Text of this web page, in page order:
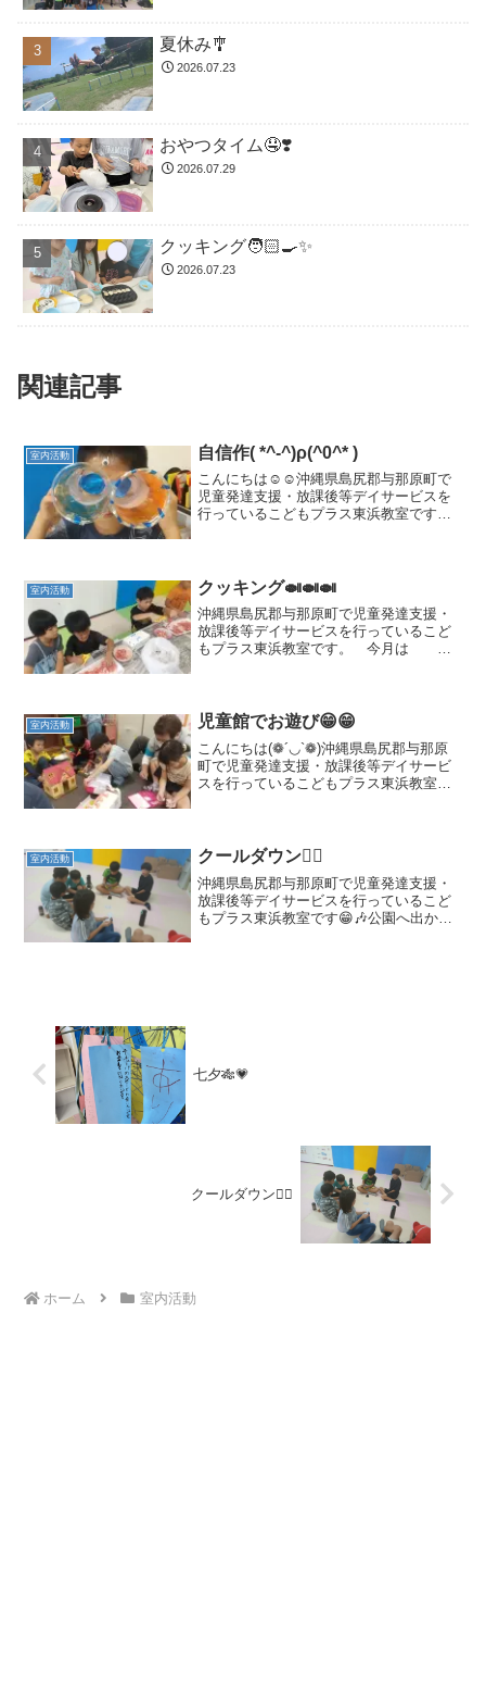
夏休み🎐
2026.07.23
おやつタイム🤤❣️
2026.07.29
クッキング🧑🏻‍🍳✨
2026.07.23
関連記事
室内活動 自信作( *^-^)ρ(^0^* )
こんにちは☺️☺️沖縄県島尻郡与那原町で
児童発達支援・放課後等デイサービスを
行っているこどもプラス東浜教室です。
でなくてもご利...
室内活動 クッキング🍛🍛🍛
沖縄県島尻郡与那原町で児童発達支援・
放課後等デイサービスを行っているこど
もプラス東浜教室です。 今月は
住まいでなくてもご利用い...
室内活動 児童館でお遊び😁😁
こんにちは(❁´◡`❁)沖縄県島尻郡与那原
町で児童発達支援・放課後等デイサービ
スを行っているこどもプラス東浜教室で
お住まい...
室内活動 クールダウン😮‍💨
沖縄県島尻郡与那原町で児童発達支援・
放課後等デイサービスを行っているこど
もプラス東浜教室です😁🎶公園へ出かけ
七夕🎋💗
クールダウン😮‍💨
ホーム 室内活動